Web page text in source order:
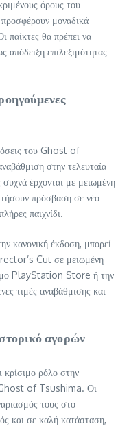
όρους του
μοναδικά
παίκτες θα πρέπει να
απόδειξη επιλεξιμότητας
του Ghost of
στην τελευταία
έρχονται με μειωμένη
πρόσβαση σε νέο
παιχνίδι.
κανονική έκδοση, μπορεί
Cut σε μειωμένη
PlayStation Store ή την
τιμές αναβάθμισης και
αγορών
κρίσιμο ρόλο στην
Ghost of Tsushima. Οι
τους στο
και σε καλή κατάσταση,